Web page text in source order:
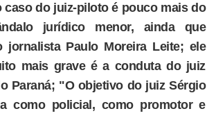
caso do juiz-piloto é pouco mais do
jurídico menor, ainda que
jornalista Paulo Moreira Leite; ele
mais grave é a conduta do juiz
Paraná; "O objetivo do juiz Sérgio
como policial, como promotor e